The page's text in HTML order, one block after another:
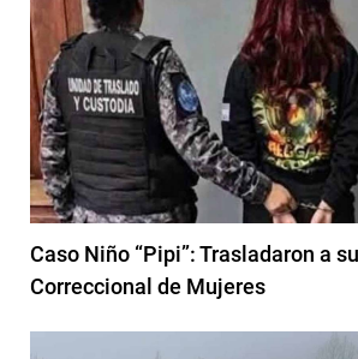
Caso Niño “Pipi”: Trasladaron a
Correccional de Mujeres